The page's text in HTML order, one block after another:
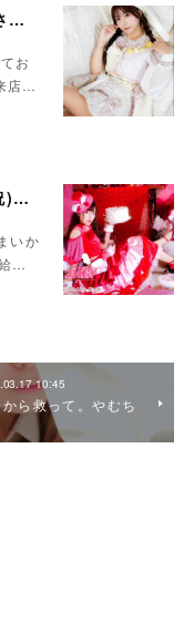
【告知】8月8日(土)ゲスト あくるさん🌻💛
お
店…
【告知】8月13日(木)・9月22日(火祝)・10月10日(土)ゲスト まいかさん🍓
いか
…
10:45
ら救って。やむち